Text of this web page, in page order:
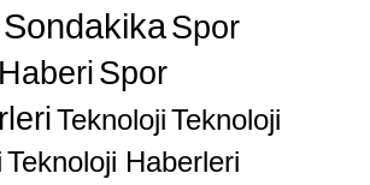
SondakikaSpor
Spor
TeknolojiTeknoloji
Teknoloji Haberleri